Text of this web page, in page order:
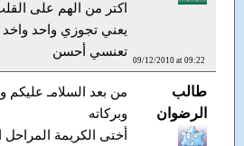
09/12/2010 at 09:22
اكتر من الهم على
يعني تجوزي واحد واخد
تعنسي أحسن
طالب
الرضوان
من بعد السلامـ عليكم
وبركاته
أختى الكريمة المراحل